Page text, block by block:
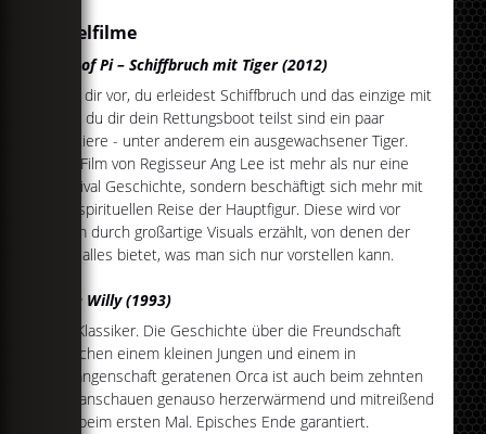
Spielfilme
Life of Pi – Schiffbruch mit Tiger (2012)
Stell dir vor, du erleidest Schiffbruch und das einzige mit
dem du dir dein Rettungsboot teilst sind ein paar
Zootiere - unter anderem ein ausgewachsener Tiger.
Der Film von Regisseur Ang Lee ist mehr als nur eine
Survival Geschichte, sondern beschäftigt sich mehr mit
der spirituellen Reise der Hauptfigur. Diese wird vor
allem durch großartige Visuals erzählt, von denen der
Film alles bietet, was man sich nur vorstellen kann.
Free Willy (1993)
Ein Klassiker. Die Geschichte über die Freundschaft
zwischen einem kleinen Jungen und einem in
Gefangenschaft geratenen Orca ist auch beim zehnten
Mal anschauen genauso herzerwärmend und mitreißend
wie beim ersten Mal. Episches Ende garantiert.